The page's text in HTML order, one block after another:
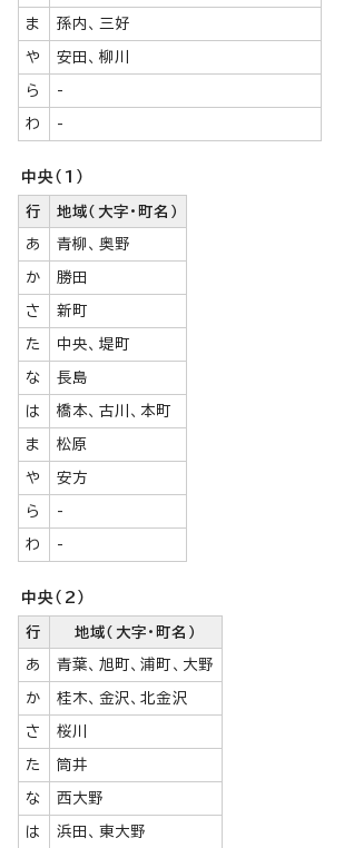
ま 孫内、三好
や 安田、柳川
ら -
わ -
中央（1）
行 地域（大字・町名）
あ 青柳、奥野
か 勝田
さ 新町
た 中央、堤町
な 長島
は 橋本、古川、本町
ま 松原
や 安方
ら -
わ -
中央（2）
行 地域（大字・町名）
あ 青葉、旭町、浦町、大野
か 桂木、金沢、北金沢
さ 桜川
た 筒井
な 西大野
は 浜田、東大野